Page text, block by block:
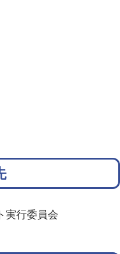
実行委員会